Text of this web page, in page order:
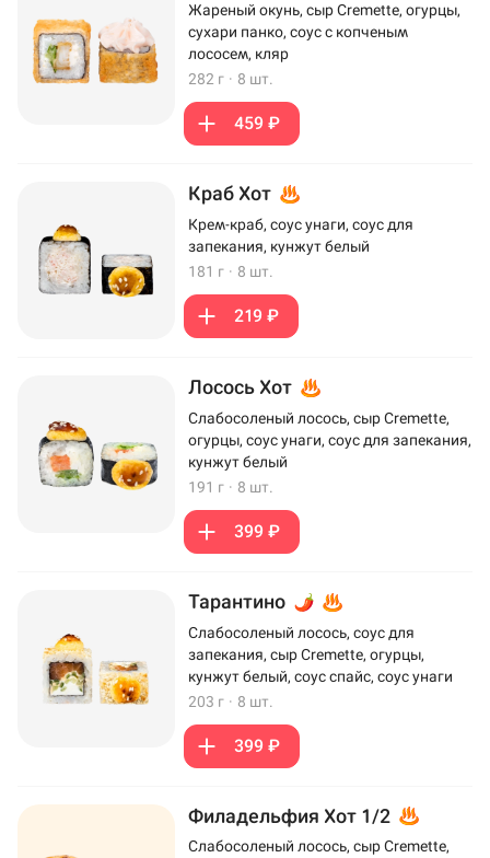
Жареный окунь, сыр Cremette, огурцы,
сухари панко, соус с копченым
лососем, кляр
282 г · 8 шт.
459 ₽
Краб Хот
Крем-краб, соус унаги, соус для
запекания, кунжут белый
181 г · 8 шт.
219 ₽
Лосось Хот
Слабосоленый лосось, сыр Cremette,
огурцы, соус унаги, соус для запекания,
кунжут белый
191 г · 8 шт.
399 ₽
Тарантино
Слабосоленый лосось, соус для
запекания, сыр Cremette, огурцы,
кунжут белый, соус спайс, соус унаги
203 г · 8 шт.
399 ₽
Филадельфия Хот 1/2
Слабосоленый лосось, сыр Cremette,